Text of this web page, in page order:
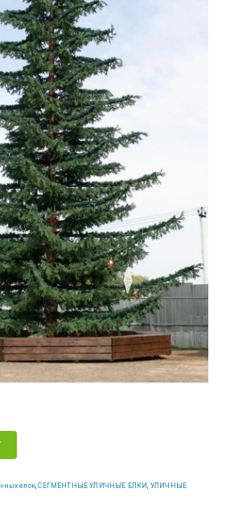
елок,СЕГМЕНТНЫЕ УЛИЧНЫЕ ЕЛКИ, УЛИЧНЫЕ